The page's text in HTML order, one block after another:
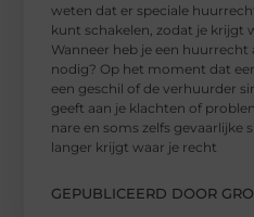
weten dat er speciale
kunt schakelen, zodat je krijgt
Wanneer heb je een
nodig? Op het moment dat
een geschil of de verhuurder
geeft aan je klachten of
nare en soms zelfs gevaarlijke
langer krijgt waar je recht
GEPUBLICEERD DOOR